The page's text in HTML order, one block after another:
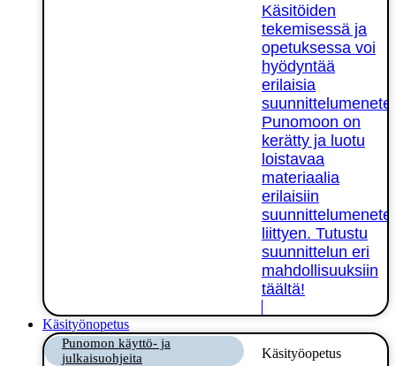
Käsitöiden
tekemisessä ja
opetuksessa voi
hyödyntää
erilaisia
Punomoon on
kerätty ja luotu
loistavaa
materiaalia
erilaisiin
liittyen. Tutustu
suunnittelun eri
mahdollisuuksiin
täältä!
Käsityönopetus
Punomon käyttö- ja
julkaisuohjeita
Käsityöopetus